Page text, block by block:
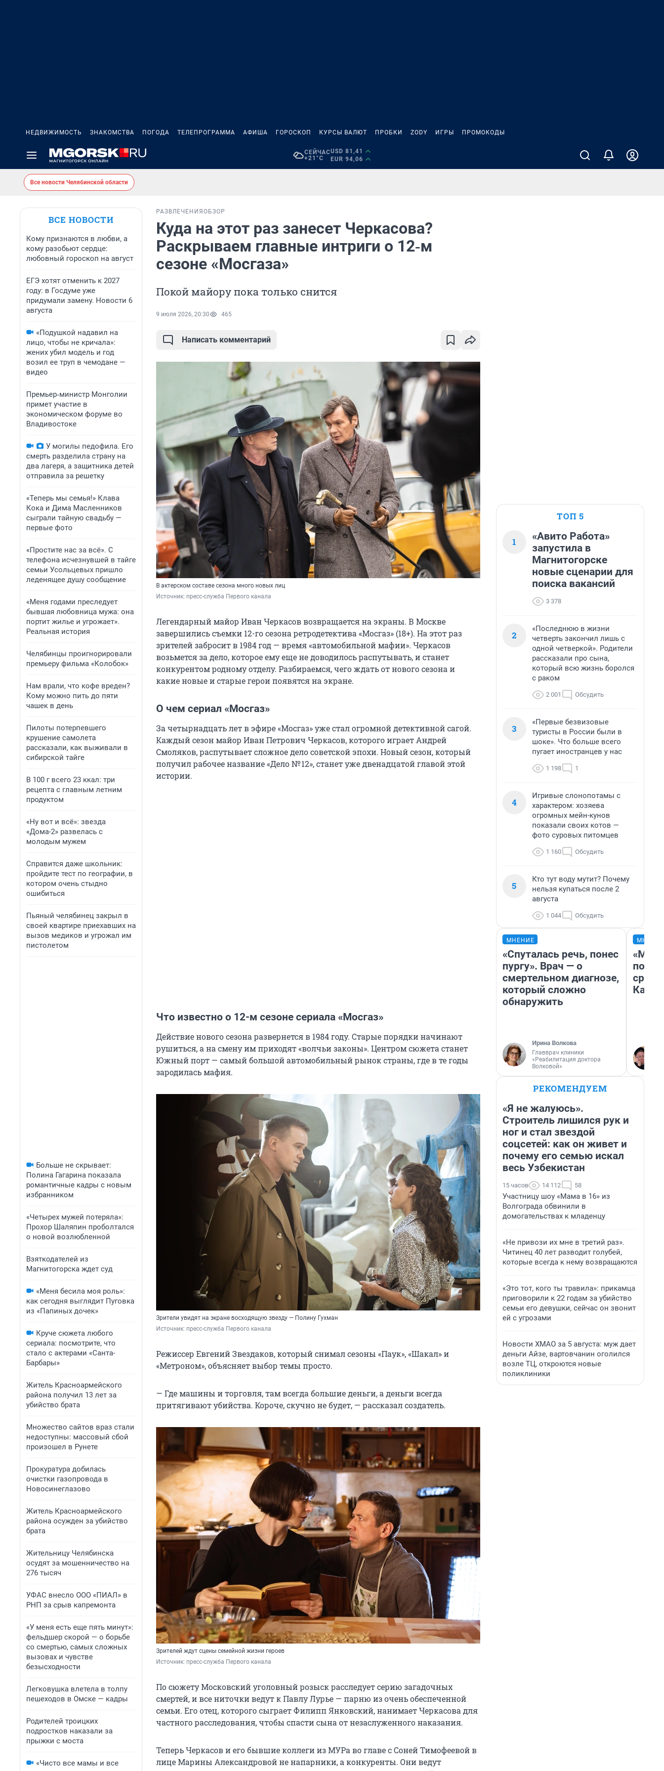
НЕДВИЖИМОСТЬ ЗНАКОМСТВА ПОГОДА ТЕЛЕПРОГРАММА АФИША ГОРОСКОП КУРСЫ ВАЛЮТ ПРОБКИ ZODY ИГРЫ ПРОМОКОДЫ
СЕЙЧАС
+21°C
USD 81,41
EUR 94,06
Все новости Челябинской области
ВСЕ НОВОСТИ
Кому признаются в любви, а
кому разобьют сердце:
любовный гороскоп на август
ЕГЭ хотят отменить к 2027
году: в Госдуме уже
придумали замену. Новости 6
августа
«Подушкой надавил на
лицо, чтобы не кричала»:
жених убил модель и год
возил ее труп в чемодане —
видео
Премьер‑министр Монголии
примет участие в
экономическом форуме во
Владивостоке
У могилы педофила. Его
смерть разделила страну на
два лагеря, а защитника детей
отправила за решетку
«Теперь мы семья!» Клава
Кока и Дима Масленников
сыграли тайную свадьбу —
первые фото
«Простите нас за всё». С
телефона исчезнувшей в тайге
семьи Усольцевых пришло
леденящее душу сообщение
«Меня годами преследует
бывшая любовница мужа: она
портит жилье и угрожает».
Реальная история
Челябинцы проигнорировали
премьеру фильма «Колобок»
Нам врали, что кофе вреден?
Кому можно пить до пяти
чашек в день
Пилоты потерпевшего
крушение самолета
рассказали, как выживали в
сибирской тайге
В 100 г всего 23 ккал: три
рецепта с главным летним
продуктом
«Ну вот и всё»: звезда
«Дома-2» развелась с
молодым мужем
Справится даже школьник:
пройдите тест по географии, в
котором очень стыдно
ошибиться
Пьяный челябинец закрыл в
своей квартире приехавших на
вызов медиков и угрожал им
пистолетом
Больше не скрывает:
Полина Гагарина показала
романтичные кадры с новым
избранником
«Четырех мужей потеряла»:
Прохор Шаляпин проболтался
о новой возлюбленной
Взяткодателей из
Магнитогорска ждет суд
«Меня бесила моя роль»:
как сегодня выглядит Пуговка
из «Папиных дочек»
Круче сюжета любого
сериала: посмотрите, что
стало с актерами «Санта-
Барбары»
Житель Красноармейского
района получил 13 лет за
убийство брата
Множество сайтов враз стали
недоступны: массовый сбой
произошел в Рунете
Прокуратура добилась
очистки газопровода в
Новосинеглазово
Житель Красноармейского
района осужден за убийство
брата
Жительницу Челябинска
осудят за мошенничество на
276 тысяч
УФАС внесло ООО «ПИАЛ» в
РНП за срыв капремонта
«У меня есть еще пять минут»:
фельдшер скорой — о борьбе
со смертью, самых сложных
вызовах и чувстве
безысходности
Легковушка влетела в толпу
пешеходов в Омске — кадры
Родителей троицких
подростков наказали за
прыжки с моста
«Чисто все мамы и все
РАЗВЛЕЧЕНИЯ ОБЗОР
Куда на этот раз занесет Черкасова?
Раскрываем главные интриги о 12‑м
сезоне «Мосгаза»
Покой майору пока только снится
9 июля 2026, 20:30 465
Написать комментарий
В актерском составе сезона много новых лиц
Источник: пресс-служба Первого канала
Легендарный майор Иван Черкасов возвращается на экраны. В Москве
завершились съемки 12-го сезона ретродетектива «Мосгаз» (18+). На этот раз
зрителей забросит в 1984 год — время «автомобильной мафии». Черкасов
возьмется за дело, которое ему еще не доводилось распутывать, и станет
конкурентом родному отделу. Разбираемся, чего ждать от нового сезона и
какие новые и старые герои появятся на экране.
О чем сериал «Мосгаз»
За четырнадцать лет в эфире «Мосгаз» уже стал огромной детективной сагой.
Каждый сезон майор Иван Петрович Черкасов, которого играет Андрей
Смоляков, распутывает сложное дело советской эпохи. Новый сезон, который
получил рабочее название «Дело№ 12», станет уже двенадцатой главой этой
истории.
Что известно о 12-м сезоне сериала «Мосгаз»
Действие нового сезона развернется в 1984 году. Старые порядки начинают
рушиться, а на смену им приходят «волчьи законы». Центром сюжета станет
Южный порт — самый большой автомобильный рынок страны, где в те годы
зародилась мафия.
Зрители увидят на экране восходящую звезду — Полину Гухман
Источник: пресс-служба Первого канала
Режиссер Евгений Звездаков, который снимал сезоны «Паук», «Шакал» и
«Метроном», объясняет выбор темы просто.
— Где машины и торговля, там всегда большие деньги, а деньги всегда
притягивают убийства. Короче, скучно не будет, — рассказал создатель.
Зрителей ждут сцены семейной жизни героев
Источник: пресс-служба Первого канала
По сюжету Московский уголовный розыск расследует серию загадочных
смертей, и все ниточки ведут к Павлу Лурье — парню из очень обеспеченной
семьи. Его отец, которого сыграет Филипп Янковский, нанимает Черкасова для
частного расследования, чтобы спасти сына от незаслуженного наказания.
Теперь Черкасов и его бывшие коллеги из МУРа во главе с Соней Тимофеевой в
лице Марины Александровой не напарники, а конкуренты. Они ведут
ТОП 5
1
«Авито Работа»
запустила в
Магнитогорске
новые сценарии для
поиска вакансий
3 378
2
«Последнюю в жизни
четверть закончил лишь с
одной четверкой». Родители
рассказали про сына,
который всю жизнь боролся
с раком
2 001 Обсудить
3
«Первые безвизовые
туристы в России были в
шоке». Что больше всего
пугает иностранцев у нас
1 198 1
4
Игривые слонопотамы с
характером: хозяева
огромных мейн-кунов
показали своих котов —
фото суровых питомцев
1 160 Обсудить
5
Кто тут воду мутит? Почему
нельзя купаться после 2
августа
1 044 Обсудить
МНЕНИЕ
«Спуталась речь, понес
пургу». Врач — о
смертельном диагнозе,
который сложно
обнаружить
Ирина Волкова
Главврач клиники
«Реабилитация доктора
Волковой»
РЕКОМЕНДУЕМ
«Я не жалуюсь».
Строитель лишился рук и
ног и стал звездой
соцсетей: как он живет и
почему его семью искал
весь Узбекистан
15 часов 14 112 58
Участницу шоу «Мама в 16» из
Волгограда обвинили в
домогательствах к младенцу
«Не привози их мне в третий раз».
Читинец 40 лет разводит голубей,
которые всегда к нему возвращаются
«Это тот, кого ты травила»: прикамца
приговорили к 22 годам за убийство
семьи его девушки, сейчас он звонит
ей с угрозами
Новости ХМАО за 5 августа: муж дает
деньги Айзе, вартовчанин оголился
возле ТЦ, откроются новые
поликлиники